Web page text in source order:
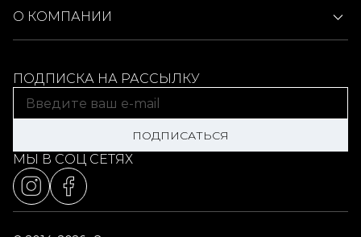
О КОМПАНИИ
ПОДПИСКА НА РАССЫЛКУ
ПОДПИСАТЬСЯ
МЫ В СОЦ СЕТЯХ